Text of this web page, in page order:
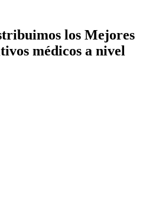
los Mejores
médicos a nivel